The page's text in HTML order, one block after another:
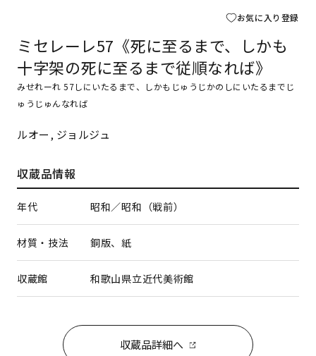
お気に入り登録
ミセレーレ57《死に至るまで、しかも
十字架の死に至るまで従順なれば》
みせれーれ 57しにいたるまで、しかもじゅうじかのしにいたるまでじ
ゅうじゅんなれば
ルオー, ジョルジュ
収蔵品情報
年代 昭和／昭和（戦前）
材質・技法 銅版、紙
収蔵館 和歌山県立近代美術館
収蔵品詳細へ